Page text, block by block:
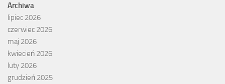
Archiwa
lipiec 2026
czerwiec 2026
maj 2026
kwiecień 2026
luty 2026
grudzień 2025